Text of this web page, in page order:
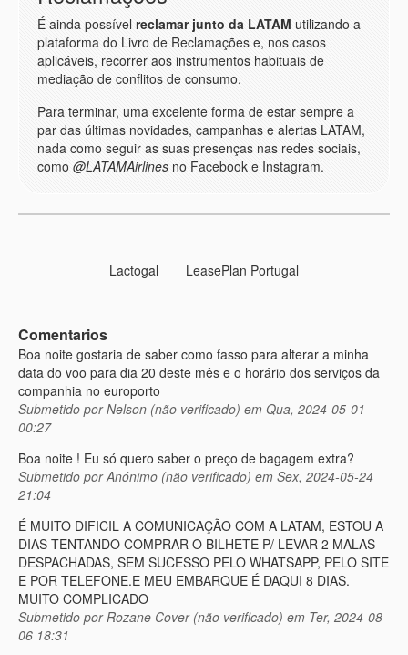
É ainda possível reclamar junto da LATAM utilizando a
plataforma do Livro de Reclamações e, nos casos
aplicáveis, recorrer aos instrumentos habituais de
mediação de conflitos de consumo.
Para terminar, uma excelente forma de estar sempre a
par das últimas novidades, campanhas e alertas LATAM,
nada como seguir as suas presenças nas redes sociais,
como @LATAMAirlines no Facebook e Instagram.
Lactogal LeasePlan Portugal
Comentarios
Boa noite gostaria de saber como fasso para alterar a minha
data do voo para dia 20 deste mês e o horário dos serviços da
companhia no europorto
Submetido porNelson (não verificado) em Qua, 2024-05-01
00:27
Boa noite ! Eu só quero saber o preço de bagagem extra?
Submetido porAnónimo (não verificado) em Sex, 2024-05-24
21:04
É MUITO DIFICIL A COMUNICAÇÃO COM A LATAM, ESTOU A
DIAS TENTANDO COMPRAR O BILHETE P/ LEVAR 2 MALAS
DESPACHADAS, SEM SUCESSO PELO WHATSAPP, PELO SITE
E POR TELEFONE.E MEU EMBARQUE É DAQUI 8 DIAS.
MUITO COMPLICADO
Submetido por Rozane Cover (não verificado) em Ter, 2024-08-
06 18:31